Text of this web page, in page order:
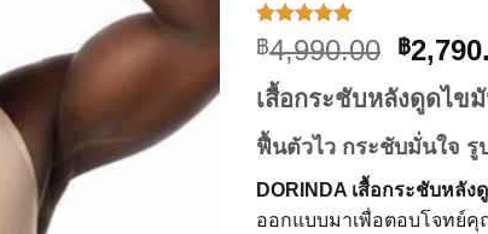
ให้คะแนน
5.00จาก 5
คะแนนเต็ม
บน
1
การให้
ของลูกค้า
฿4,990.00
price
was:
฿
฿
เสื้อกระชับหลังดูดไข
ฟื้นตัวไว กระชับมั่นใจ
DORINDA เสื้อกระชับหลั
ออกแบบมาเพื่อตอบโจทย์